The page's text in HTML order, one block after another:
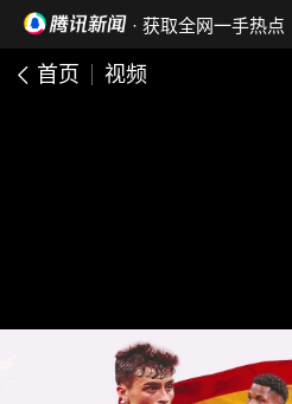
· 获取全网一手热点
首页 视频